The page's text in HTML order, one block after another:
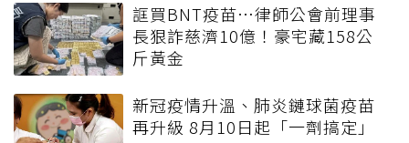
誆買BNT疫苗…律師公會前理事
長狠詐慈濟10億！豪宅藏158公
斤黃金
新冠疫情升溫、肺炎鏈球菌疫苗
再升級 8月10日起「一劑搞定」